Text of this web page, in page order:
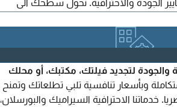
سطح معزول ومحمي بالكامل خدماتنا عزل مائي متكامل 100%
للأمطار والشمس. معالجة تخصصية
المكيفات، الخزانات، والفتحات
نهائيا
والجودة لتجديد فيلتك، مكتبك، أو محلك
وبأسعار تنافسية تلبي تطلعاتك وتمنح
خدماتنا الاحترافية السيراميك والبورسلان،